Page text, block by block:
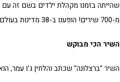
מ-700 שירים! הופענו ב-38 מדינות בעולם, כולל: צרפת, רוסיה, ארה"ב, מרוקו ועוד, ואנחנו רק באמצע הדרך…
השיר הכי מבוקש
השיר "ברצלונה" שכתב והלחין ג'ו עמר,